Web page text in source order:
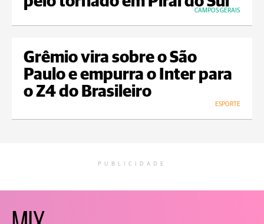
CAMPOS GERAIS
Grêmio vira sobre o São
Paulo e empurra o Inter para
o Z4 do Brasileiro
ESPORTE
PUBLICIDADE